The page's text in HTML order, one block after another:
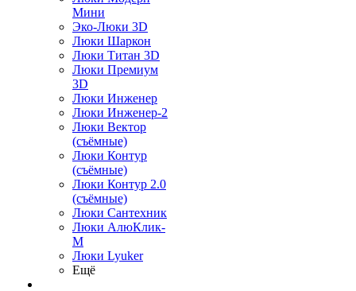
Мини
Эко-Люки 3D
Люки Шаркон
Люки Титан 3D
Люки Премиум
3D
Люки Инженер
Люки Инженер-2
Люки Вектор
(съёмные)
Люки Контур
(съёмные)
Люки Контур 2.0
(съёмные)
Люки Сантехник
Люки АлюКлик-
М
Люки Lyuker
Ещё